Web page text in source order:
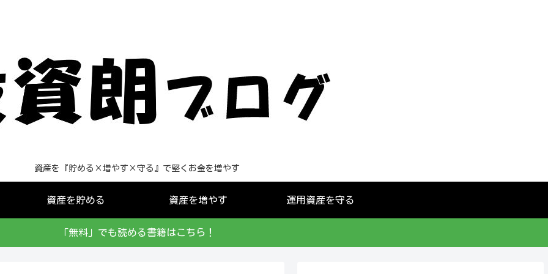
資産を『貯める×増やす×守る』で堅くお金を増やす
資産を貯める 資産を増やす 運用資産を守る
「無料」でも読める書籍はこちら！